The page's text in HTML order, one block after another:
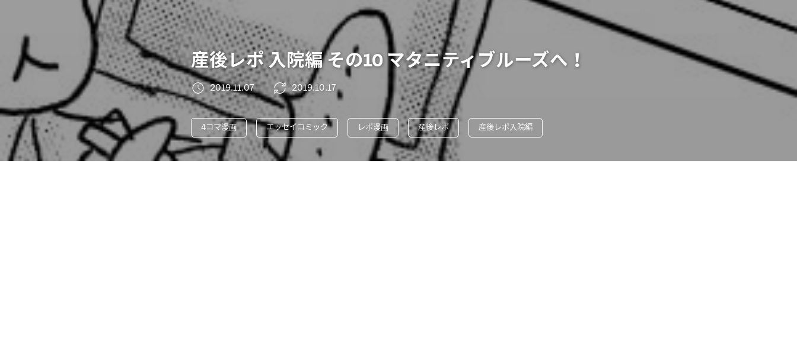
産後レポ 入院編 その10 マタニティブルーズへ！
2019.11.07 2019.10.17
4コマ漫画 エッセイコミック レポ漫画 産後レポ 産後レポ入院編